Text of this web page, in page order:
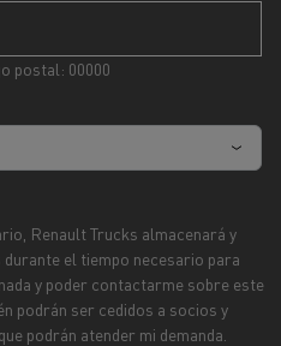
postal: 00000
Renault Trucks almacenará y
el tiempo necesario para
y poder contactarme sobre este
podrán ser cedidos a socios y
podrán atender mi demanda.